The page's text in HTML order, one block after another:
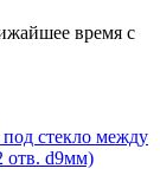
время с